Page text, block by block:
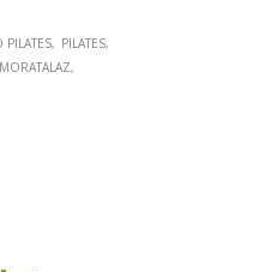
PILATES
PILATES